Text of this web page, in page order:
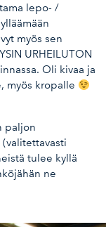
lepo- /
myös sen
URHEILUTON
Oli kivaa ja
myös kropalle
paljon
tulee kyllä
ne